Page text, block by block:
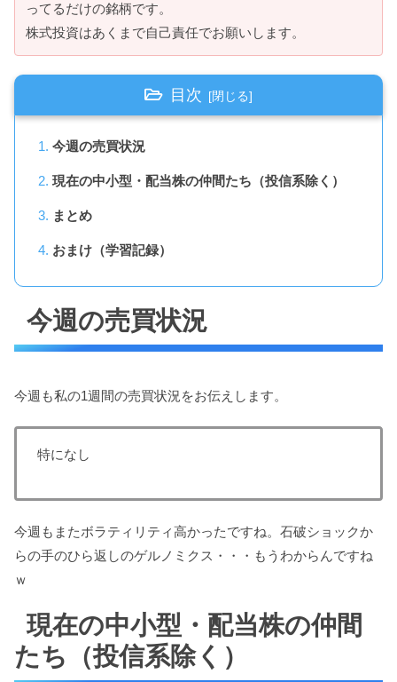
ってるだけの銘柄です。
株式投資はあくまで自己責任でお願いします。
目次
今週の売買状況
現在の中小型・配当株の仲間たち（投信系除く）
まとめ
おまけ（学習記録）
今週の売買状況
今週も私の1週間の売買状況をお伝えします。
特になし
今週もまたボラティリティ高かったですね。石破ショックか
らの手のひら返しのゲルノミクス・・・もうわからんですね
ｗ
現在の中小型・配当株の仲間
たち（投信系除く）